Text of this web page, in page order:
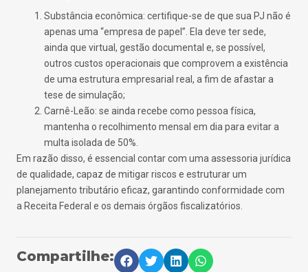
Substância econômica: certifique-se de que sua PJ não é
apenas uma “empresa de papel”. Ela deve ter sede,
ainda que virtual, gestão documental e, se possível,
outros custos operacionais que comprovem a existência
de uma estrutura empresarial real, a fim de afastar a
tese de simulação;
Carnê-Leão: se ainda recebe como pessoa física,
mantenha o recolhimento mensal em dia para evitar a
multa isolada de 50%.
Em razão disso, é essencial contar com uma assessoria jurídica
de qualidade, capaz de mitigar riscos e estruturar um
planejamento tributário eficaz, garantindo conformidade com
a Receita Federal e os demais órgãos fiscalizatórios.
Compartilhe: